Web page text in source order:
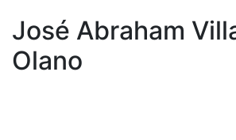
José Abraham
Olano